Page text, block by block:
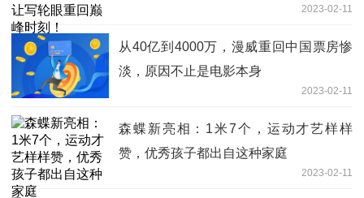
2023-02-11
从40亿到4000万，漫威重回中国票房惨
淡，原因不止是电影本身
2023-02-11
森蝶新亮相：1米7个，运动才艺样样
赞，优秀孩子都出自这种家庭
2023-02-11